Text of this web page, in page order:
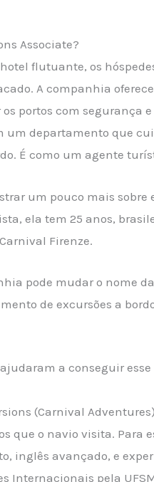
Associate?
flutuante, os
A companhia
portos com segurança
um departamento que
É como um agente
um pouco mais sobre
ela tem 25 anos,
Firenze.
pode mudar o nome
de excursões a
a conseguir
(Carnival
que o navio visita. Para
inglês avançado, e
Internacionais pela